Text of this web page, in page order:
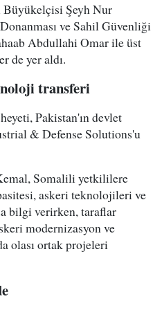
Büyükelçisi Şeyh Nur
ve Sahil Güvenliği
Abdullahi Omar ile üst
de yer aldı.
transferi
Pakistan'ın devlet
& Defense Solutions'u
Somalili yetkililere
askeri teknolojileri ve
bilgi verirken, taraflar
modernizasyon ve
olası ortak projeleri